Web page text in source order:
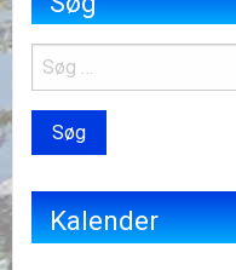
Kalender